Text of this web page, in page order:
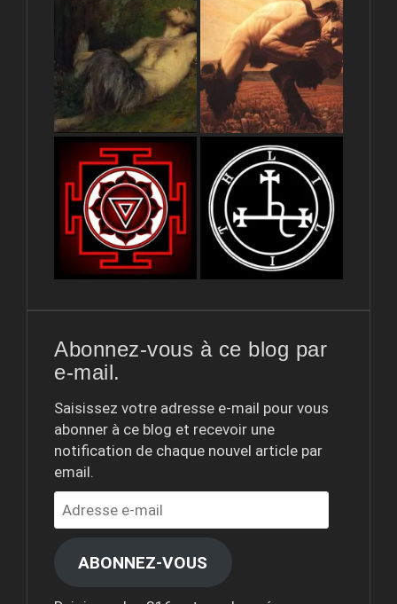
Abonnez-vous à ce blog par
e-mail.
Saisissez votre adresse e-mail pour vous
abonner à ce blog et recevoir une
notification de chaque nouvel article par
email.
Adresse
mail
ABONNEZ-VOUS